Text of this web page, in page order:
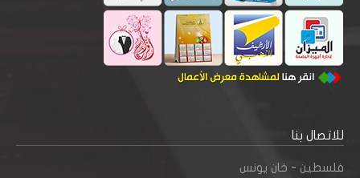
للاتصال بنا
فلسطين - خان يونس